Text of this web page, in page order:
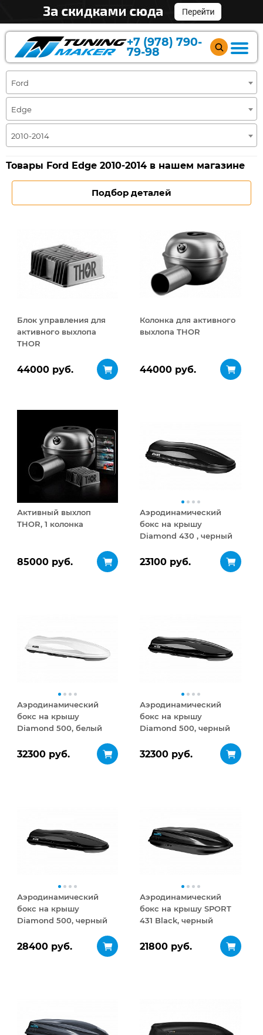
+7 (978) 790-
79-98
Ford
Edge
2010-2014
Товары Ford Edge 2010-2014 в нашем магазине
Подбор деталей
Блок управления для
активного выхлопа
THOR
44000 руб.
Колонка для активного
выхлопа THOR
44000 руб.
Активный выхлоп
THOR, 1 колонка
85000 руб.
Аэродинамический
бокс на крышу
Diamond 430 , черный
23100 руб.
Аэродинамический
бокс на крышу
Diamond 500, белый
32300 руб.
Аэродинамический
бокс на крышу
Diamond 500, черный
32300 руб.
Аэродинамический
бокс на крышу
Diamond 500, черный
28400 руб.
Аэродинамический
бокс на крышу SPORT
431 Black, черный
21800 руб.